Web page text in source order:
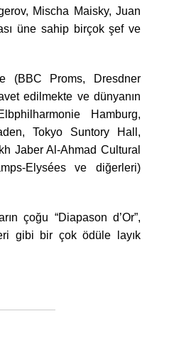
Mischa Maisky, Juan
üne sahip birçok şef ve
(BBC Proms, Dresdner
edilmekte ve dünyanın
Hamburg,
Tokyo Suntory Hall,
Jaber Al-Ahmad Cultural
Elysées ve diğerleri)
çoğu “Diapason d’Or”,
gibi bir çok ödüle layık